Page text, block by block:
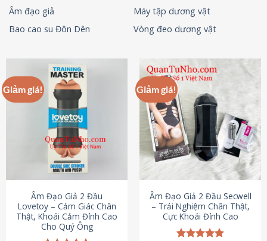
Âm đạo giả
Máy tập dương vật
Bao cao su Đôn Dên
Vòng đeo dương vật
Giảm giá!
Âm Đạo Giả 2 Đầu
Lovetoy – Cảm Giác Chân
Thật, Khoái Cảm Đỉnh Cao
Cho Quý Ông
Giảm giá!
Âm Đạo Giả 2 Đầu Secwell
– Trải Nghiệm Chân Thật,
Cực Khoái Đỉnh Cao